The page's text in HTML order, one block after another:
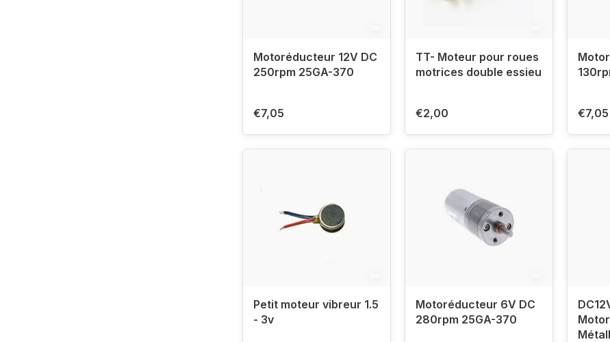
Motoréducteur 12V DC
250rpm 25GA-370
€7,05
TT- Moteur pour roues
motrices double essieu
€2,00 €7,05
Petit moteur vibreur 1.5
- 3v
Motoréducteur 6V DC
280rpm 25GA-370